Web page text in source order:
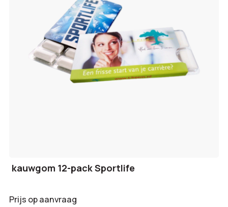
kauwgom 12-pack Sportlife
Prijs op aanvraag